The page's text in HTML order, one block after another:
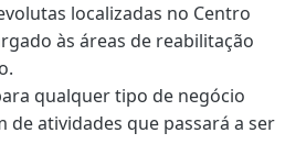
localizadas no Centro
às áreas de reabilitação
qualquer tipo de negócio
de atividades que passará a ser